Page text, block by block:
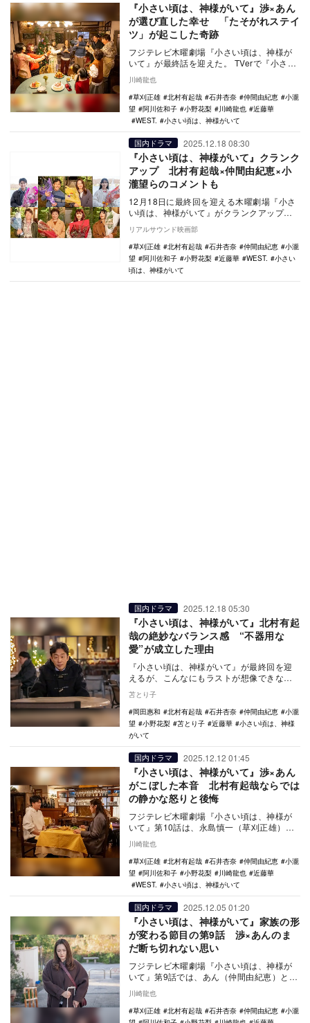
『小さい頃は、神様がいて』渉×あん
が選び直した幸せ 「たそがれステイ
ツ」が起こした奇跡
フジテレビ木曜劇場『小さい頃は、神様が
いて』が最終話を迎えた。 TVerで『小さい
テ…
川崎龍也
草刈正雄
北村有起哉 石井杏奈 仲間由紀恵
小瀧
望
阿川佐和子 小野花梨 川崎龍也
近藤華
WEST.
小さい頃は、神様がいて
国内ドラマ 2025.12.18 08:30
『小さい頃は、神様がいて』クランク
アップ 北村有起哉×仲間由紀恵×小
瀧望らのコメントも
12月18日に最終回を迎える木曜劇場『小さ
い頃は、神様がいて』がクランクアップを
迎え、主演の北村有起哉、仲間由紀恵をは
じめ、小野…
リアルサウンド映画部
草刈正雄
北村有起哉 石井杏奈 仲間由紀恵
小瀧
望
阿川佐和子 小野花梨 近藤華 WEST.
小さい
頃は、神様がいて
国内ドラマ 2025.12.18 05:30
『小さい頃は、神様がいて』北村有起
哉の絶妙なバランス感 “不器用な
愛”が成立した理由
『小さい頃は、神様がいて』が最終回を迎
えるが、こんなにもラストが想像できない
り上げる岡田惠…
苫とり子
岡田惠和
北村有起哉 石井杏奈 仲間由紀恵
小瀧
望
小野花梨 苫とり子 近藤華
小さい頃は、神様
がいて
国内ドラマ 2025.12.12 01:45
『小さい頃は、神様がいて』渉×あん
がこぼした本音 北村有起哉ならでは
の静かな怒りと後悔
フジテレビ木曜劇場『小さい頃は、神様が
いて』第10話は、永島慎一（草刈正雄）と
開ける。
川崎龍也
草刈正雄
北村有起哉 石井杏奈 仲間由紀恵
小瀧
望
阿川佐和子 小野花梨 川崎龍也
近藤華
WEST.
小さい頃は、神様がいて
国内ドラマ 2025.12.05 01:20
『小さい頃は、神様がいて』家族の形
が変わる節目の第9話 渉×あんのま
だ断ち切れない思い
フジテレビ木曜劇場『小さい頃は、神様が
いて』第9話では、あん（仲間由紀恵）と渉
め合い、子ど…
川崎龍也
草刈正雄
北村有起哉 石井杏奈 仲間由紀恵
小瀧